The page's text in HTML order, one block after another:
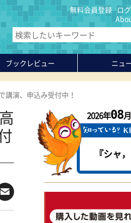
無料会員登録 ロ
ブックレビュー
ニュ
講演、申込み受付中！
2026年08月
『シャ